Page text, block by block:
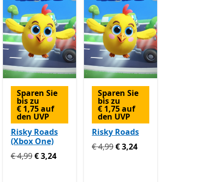
€ 1,49
Sparen Sie
bis zu
€ 1,75 auf
den UVP
Risky Roads
(Xbox One)
Ursprünglich € 4,99 jetzt € 3,24
€ 4,99€ 3,24
Sparen Sie
bis zu
€ 1,75 auf
den UVP
Risky Roads
Ursprünglich € 4,99 jetzt € 3,24
€ 4,99€ 3,24